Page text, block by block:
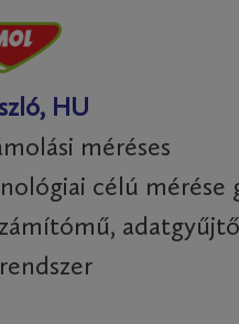
HU
méréses
célú mérése